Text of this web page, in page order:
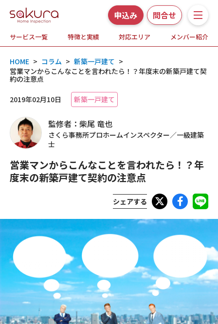
申込み 問合せ
サービス一覧 特徴と実績 対応エリア メンバー紹介
サービス一覧
さくら事務所の特徴と実績
ホームインスペクションとは
対応エリア
メンバー紹介
よくある質問
お知らせ・プレスリリース
現場事例・お役立ちコラム
さくら事務所について
採用情報
HOME > コラム > 新築一戸建て >
営業マンからこんなことを言われたら！？年度末の新築戸建て契
約の注意点
2019年02月10日 新築一戸建て
監修者：柴尾 竜也
さくら事務所プロホームインスペクター／一級建築
士
営業マンからこんなことを言われたら！？年
度末の新築戸建て契約の注意点
シェアする